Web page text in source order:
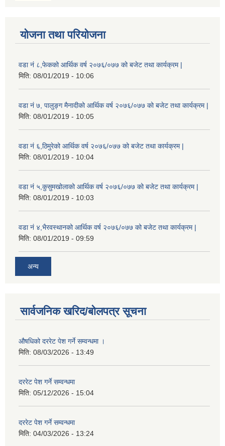
योजना तथा परियोजना
वडा नं ८,फेकको आर्थिक वर्ष २०७६/०७७ को बजेट तथा कार्यक्रम |
मिति: 08/01/2019 - 10:06
वडा नं ७, पालुङ्ग मैनादीको आर्थिक वर्ष २०७६/०७७ को बजेट तथा कार्यक्रम |
मिति: 08/01/2019 - 10:05
वडा नं ६,ठिमुरेको आर्थिक वर्ष २०७६/०७७ को बजेट तथा कार्यक्रम |
मिति: 08/01/2019 - 10:04
वडा नं ५,कुसुमखोलाको आर्थिक वर्ष २०७६/०७७ को बजेट तथा कार्यक्रम |
मिति: 08/01/2019 - 10:03
वडा नं ४,भैरवस्थानको आर्थिक वर्ष २०७६/०७७ को बजेट तथा कार्यक्रम |
मिति: 08/01/2019 - 09:59
अन्य
सार्वजनिक खरिद/बोलपत्र सूचना
औषधिको दररेट पेश गर्ने सम्वन्धमा ।
मिति: 08/03/2026 - 13:49
दररेट पेश गर्ने सम्वन्धमा
मिति: 05/12/2026 - 15:04
दररेट पेश गर्ने सम्वन्धमा
मिति: 04/03/2026 - 13:24